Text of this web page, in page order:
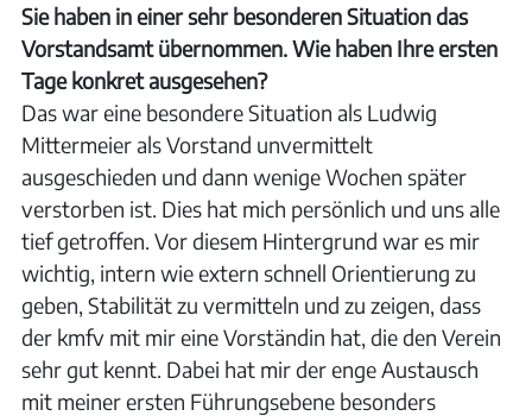
Sie haben in einer sehr besonderen Situation das
Vorstandsamt übernommen. Wie haben Ihre ersten
Tage konkret ausgesehen?
Das war eine besondere Situation als Ludwig
Mittermeier als Vorstand unvermittelt
ausgeschieden und dann wenige Wochen später
verstorben ist. Dies hat mich persönlich und uns alle
tief getroffen. Vor diesem Hintergrund war es mir
wichtig, intern wie extern schnell Orientierung zu
geben, Stabilität zu vermitteln und zu zeigen, dass
der kmfv mit mir eine Vorständin hat, die den Verein
sehr gut kennt. Dabei hat mir der enge Austausch
mit meiner ersten Führungsebene besonders